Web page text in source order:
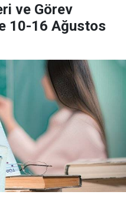
ve Görev
10-16 Ağustos